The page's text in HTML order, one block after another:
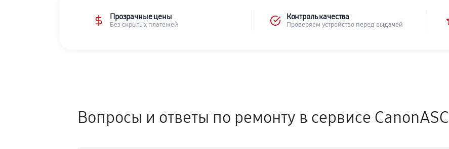
Прозрачные цены
Без скрытых платежей
Контроль качества
Проверяем устройство перед выдачей
Вопросы и ответы по ремонту в сервисе CanonASC